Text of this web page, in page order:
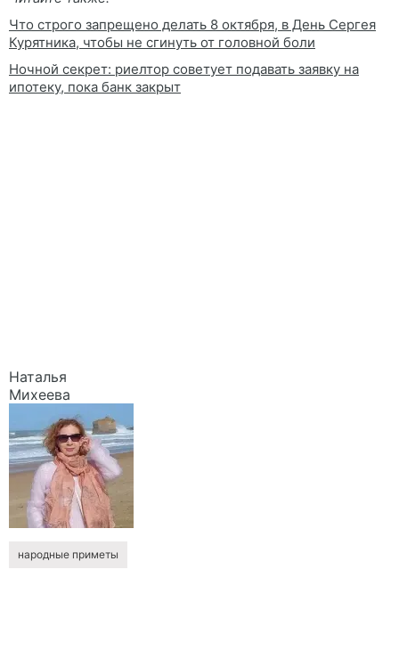
Что строго запрещено делать 8 октября, в День Сергея
Курятника, чтобы не сгинуть от головной боли
Ночной секрет: риелтор советует подавать заявку на
ипотеку, пока банк закрыт
Наталья
Михеева
народные приметы